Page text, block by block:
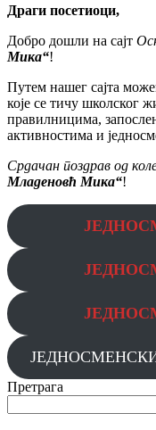
Драги посетиоци,
Добро дошли на сајт
Мика“!
Путем нашег сајта
које се тичу школског
правилницима,
активностима и
Срдачан поздрав од
Младеновћ Мика“!
ЈЕДНОСМЕНСКИ
Претрага